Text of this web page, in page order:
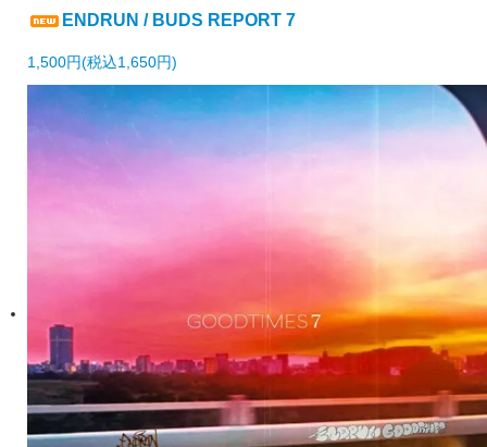
ENDRUN / BUDS REPORT 7
1,500円(税込1,650円)